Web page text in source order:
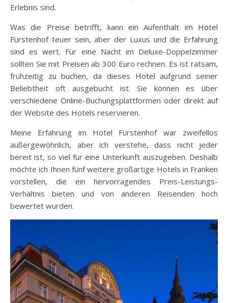
Erlebnis sind.
Was die Preise betrifft, kann ein Aufenthalt im Hotel
Fürstenhof teuer sein, aber der Luxus und die Erfahrung
sind es wert. Für eine Nacht im Deluxe-Doppelzimmer
sollten Sie mit Preisen ab 300 Euro rechnen. Es ist ratsam,
frühzeitig zu buchen, da dieses Hotel aufgrund seiner
Beliebtheit oft ausgebucht ist. Sie können es über
verschiedene Online-Buchungsplattformen oder direkt auf
der Website des Hotels reservieren.
Meine Erfahrung im Hotel Fürstenhof war zweifellos
außergewöhnlich, aber ich verstehe, dass nicht jeder
bereit ist, so viel für eine Unterkunft auszugeben. Deshalb
möchte ich Ihnen fünf weitere großartige Hotels in Franken
vorstellen, die ein hervorragendes Preis-Leistungs-
Verhältnis bieten und von anderen Reisenden hoch
bewertet wurden.